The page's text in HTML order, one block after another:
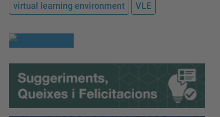
virtual learning environment
VLE